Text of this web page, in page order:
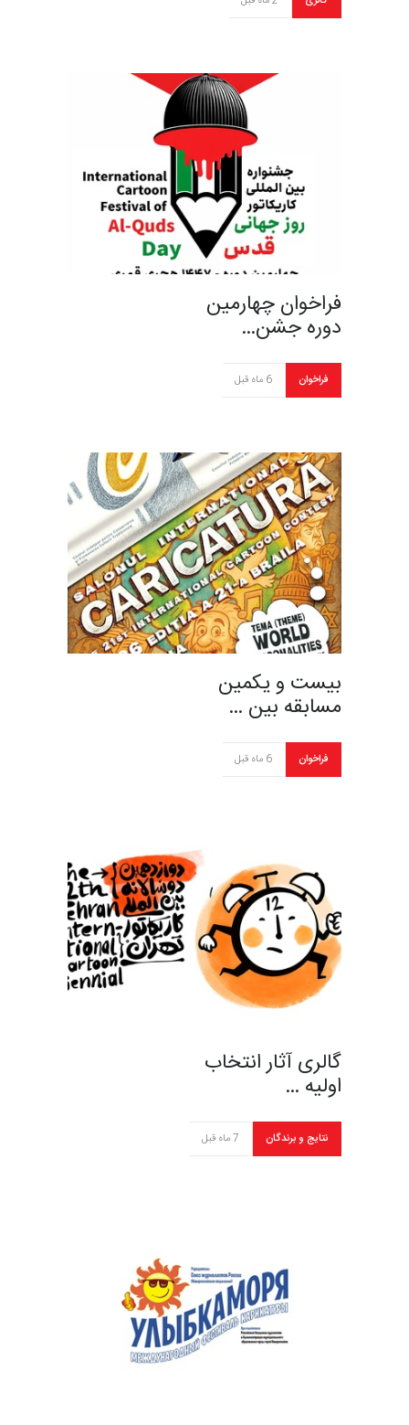
فراخوان چهارمین
دوره جشن…
فراخوان 6 ماه قبل
بیست و یکمین
مسابقه بین …
فراخوان 6 ماه قبل
گالری آثار انتخاب
اولیه …
نتایج و برندگان 7 ماه قبل